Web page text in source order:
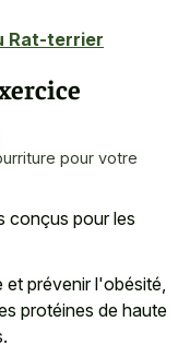
Rat-terrier
pour votre
conçus pour les
et prévenir l'obésité,
protéines de haute